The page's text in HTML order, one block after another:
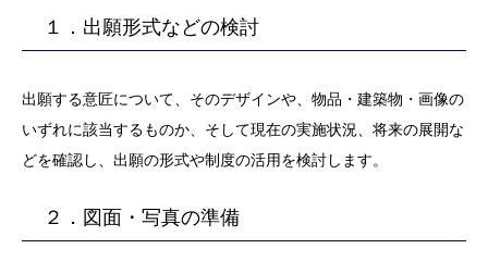
１．出願形式などの検討
出願する意匠について、そのデザインや、物品・建築物・画像の
いずれに該当するものか、そして現在の実施状況、将来の展開な
どを確認し、出願の形式や制度の活用を検討します。
２．図面・写真の準備